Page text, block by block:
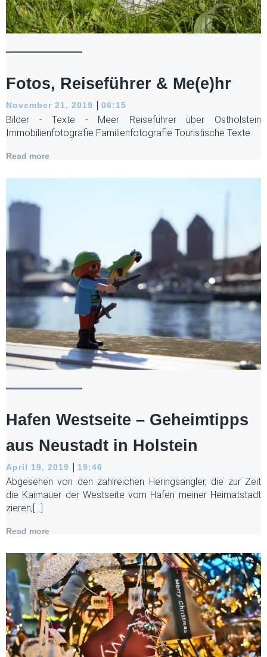
Fotos, Reiseführer & Me(e)hr
November 21, 2019 | 06:15
Bilder - Texte - Meer Reiseführer über Ostholstein
Immobilienfotografie Familienfotografie Touristische Texte
Read more
Hafen Westseite – Geheimtipps
aus Neustadt in Holstein
April 19, 2019 | 19:46
Abgesehen von den zahlreichen Heringsangler, die zur Zeit
die Kaimauer der Westseite vom Hafen meiner Heimatstadt
zieren,[…]
Read more